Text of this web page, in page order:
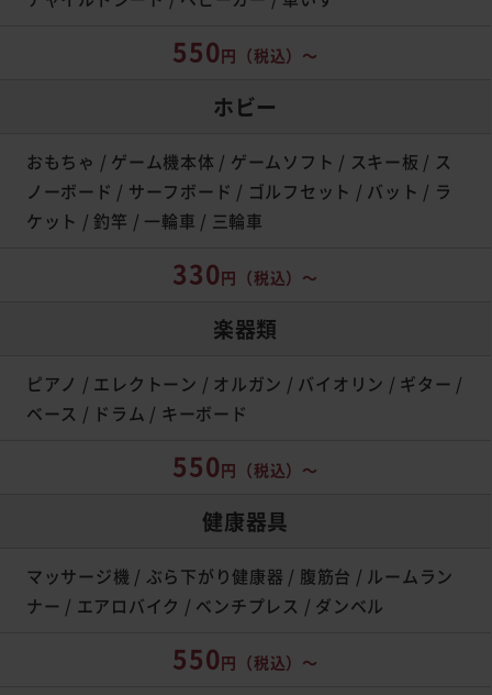
550円 （税込）～
ホビー
おもちゃ / ゲーム機本体 / ゲームソフト / スキー板 / ス
ノーボード / サーフボード / ゴルフセット / バット / ラ
ケット / 釣竿 / 一輪車 / 三輪車
330円 （税込）～
楽器類
ピアノ / エレクトーン / オルガン / バイオリン / ギター /
ベース / ドラム / キーボード
550円 （税込）～
健康器具
マッサージ機 / ぶら下がり健康器 / 腹筋台 / ルームラン
ナー / エアロバイク / ベンチプレス / ダンベル
550円 （税込）～